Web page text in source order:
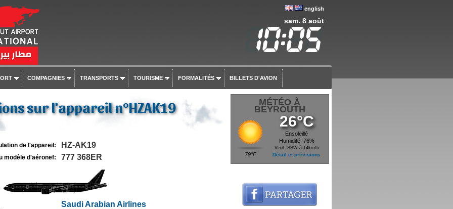
english
sam. 8 août
COMPAGNIES TRANSPORTS TOURISME FORMALITÉS BILLETS D'AVION
sur l'appareil n°HZAK19
de l'appareil: HZ-AK19
modèle d'aéronef: 777 368ER
Saudi Arabian Airlines
MÉTÉO À
BEYROUTH
79°F
26°C
Ensoleillé
Humidité: 76%
Vent: SSW à 14km/h
Détail et prévisions